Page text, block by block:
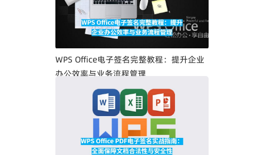
WPS Office电子签名完整教程：提升企业
办公效率与业务流程管理